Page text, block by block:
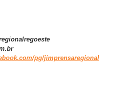
pg/jimprensaregional